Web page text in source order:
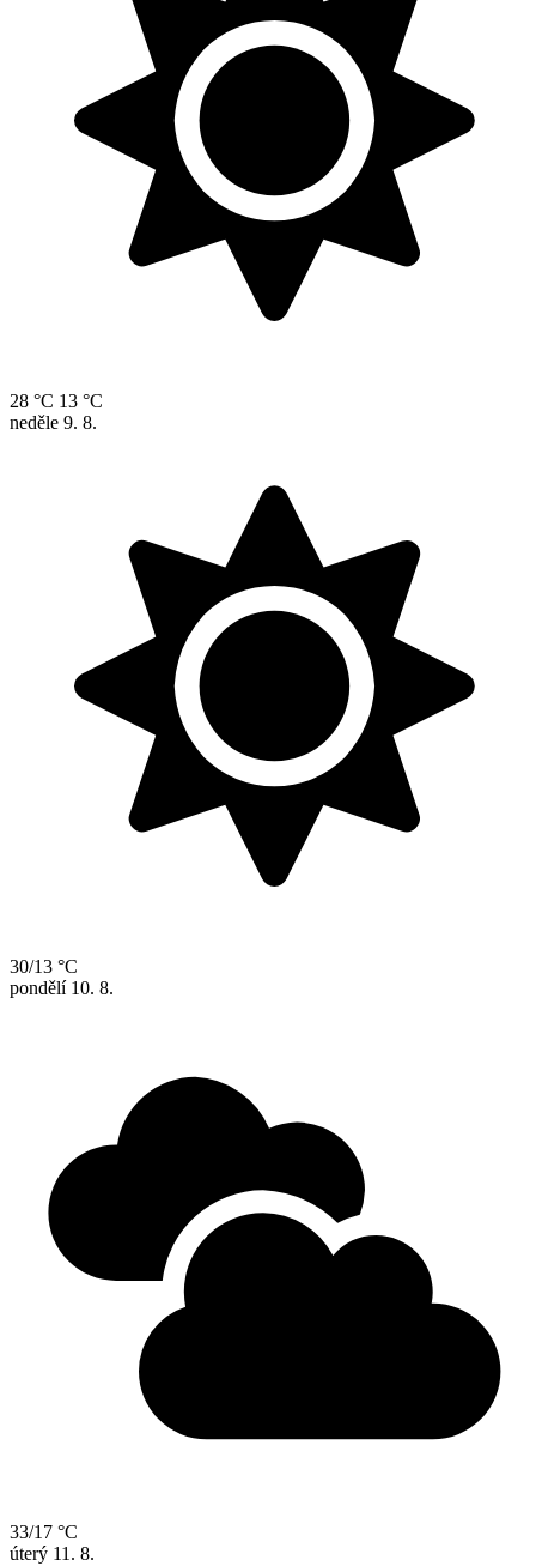
28 °C 13 °C
neděle 9. 8.
30/13 °C
pondělí 10. 8.
33/17 °C
úterý 11. 8.